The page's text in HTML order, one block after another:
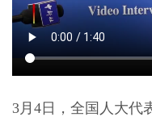
3月4日，全国人大代